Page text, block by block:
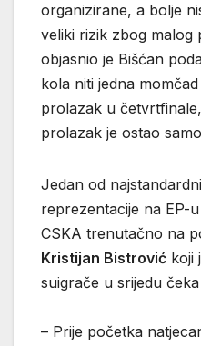
organizirane, a bolje
veliki rizik zbog malog
objasnio je Bišćan
kola niti jedna
prolazak u
prolazak je ostao
Jedan od
reprezentacije na EP-
CSKA trenutačno na
Kristijan Bistrović koji
suigrače u srijedu
– Prije početka